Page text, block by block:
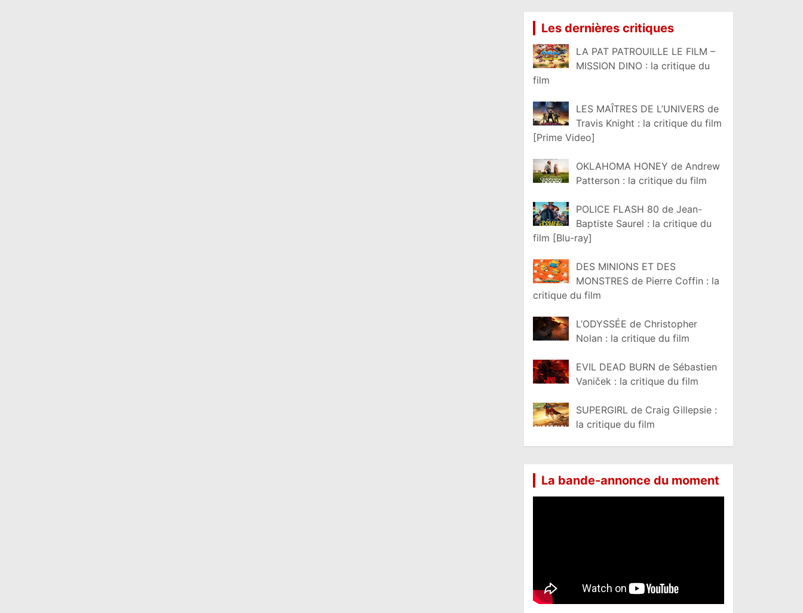
Les dernières critiques
LA PAT PATROUILLE LE FILM –
MISSION DINO : la critique du
film
LES MAÎTRES DE L’UNIVERS de
Travis Knight : la critique du film
[Prime Video]
OKLAHOMA HONEY de Andrew
Patterson : la critique du film
POLICE FLASH 80 de Jean-
Baptiste Saurel : la critique du
film [Blu-ray]
DES MINIONS ET DES
MONSTRES de Pierre Coffin : la
critique du film
L’ODYSSÉE de Christopher
Nolan : la critique du film
EVIL DEAD BURN de Sébastien
Vaniček : la critique du film
SUPERGIRL de Craig Gillepsie :
la critique du film
La bande-annonce du moment